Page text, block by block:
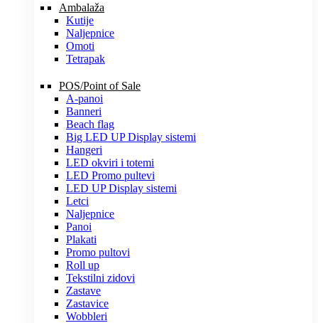
Ambalaža
Kutije
Naljepnice
Omoti
Tetrapak
POS/Point of Sale
A-panoi
Banneri
Beach flag
Big LED UP Display sistemi
Hangeri
LED okviri i totemi
LED Promo pultevi
LED UP Display sistemi
Letci
Naljepnice
Panoi
Plakati
Promo pultovi
Roll up
Tekstilni zidovi
Zastave
Zastavice
Wobbleri